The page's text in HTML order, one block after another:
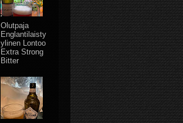
Olutpaja
Englantilaisty
ylinen Lontoo
Extra Strong
Bitter